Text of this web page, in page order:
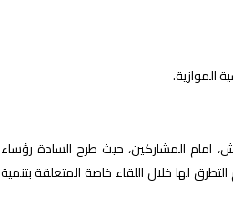
الموازية.
امام المشاركين، حيث طرح السادة رؤساء
لها خلال اللقاء خاصة المتعلقة بتنمية